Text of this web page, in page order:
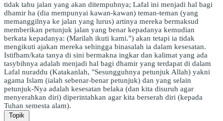
tidak tahu jalan yang akan ditempuhnya; Lafal ini menjadi hal bagi
dhamir ha (dia mempunyai kawan-kawan) teman-teman (yang
memanggilnya ke jalan yang lurus) artinya mereka bermaksud
memberikan petunjuk jalan yang benar kepadanya kemudian
berkata kepadanya: (Marilah ikuti kami.") akan tetapi ia tidak
mengikuti ajakan mereka sehingga binasalah ia dalam kesesatan.
Istifham/kata tanya di sini bermakna ingkar dan kalimat yang ada
tasybihnya adalah menjadi hal bagi dhamir yang terdapat di dalam
Lafal nuraddu (Katakanlah, "Sesungguhnya petunjuk Allah) yakni
agama Islam (ialah sebenar-benar petunjuk) dan yang selain
petunjuk-Nya adalah kesesatan belaka (dan kita disuruh agar
menyerahkan diri) diperintahkan agar kita berserah diri (kepada
Tuhan semesta alam).
Topik